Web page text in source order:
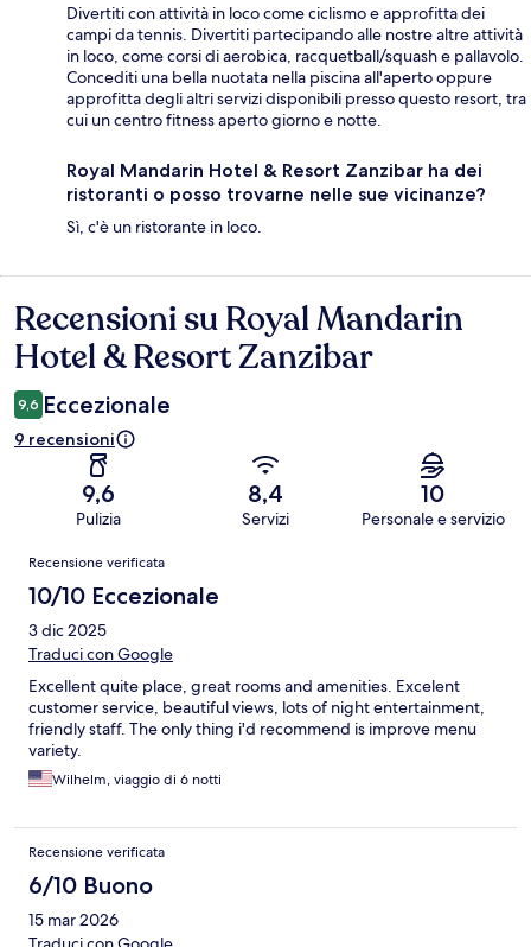
Divertiti con attività in loco come ciclismo e approfitta dei
campi da tennis. Divertiti partecipando alle nostre altre attività
in loco, come corsi di aerobica, racquetball/squash e pallavolo.
Concediti una bella nuotata nella piscina all'aperto oppure
approfitta degli altri servizi disponibili presso questo resort, tra
cui un centro fitness aperto giorno e notte.
Royal Mandarin Hotel & Resort Zanzibar ha dei
ristoranti o posso trovarne nelle sue vicinanze?
Sì, c'è un ristorante in loco.
Recensioni
Recensioni su Royal Mandarin
Hotel & Resort Zanzibar
9,6 Eccezionale
9 recensioni
9,6
Pulizia
8,4
Servizi
10
Personale e servizio
Recensioni
Recensione verificata
10/10 Eccezionale
3 dic 2025
Traduci con Google
Excellent quite place, great rooms and amenities. Excelent
customer service, beautiful views, lots of night entertainment,
friendly staff. The only thing i'd recommend is improve menu
variety.
Wilhelm, viaggio di 6 notti
Recensione verificata
6/10 Buono
15 mar 2026